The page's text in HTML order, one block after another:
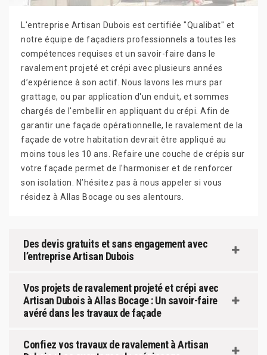
L'entreprise Artisan Dubois est certifiée "Qualibat" et
notre équipe de façadiers professionnels a toutes les
compétences requises et un savoir-faire dans le
ravalement projeté et crépi avec plusieurs années
d’expérience à son actif. Nous lavons les murs par
grattage, ou par application d'un enduit, et sommes
chargés de l'embellir en appliquant du crépi. Afin de
garantir une façade opérationnelle, le ravalement de la
façade de votre habitation devrait être appliqué au
moins tous les 10 ans. Refaire une couche de crépis sur
votre façade permet de l'harmoniser et de renforcer
son isolation. N’hésitez pas à nous appeler si vous
résidez à Allas Bocage ou ses alentours.
Des devis gratuits et sans engagement avec
l’entreprise Artisan Dubois
Vos projets de ravalement projeté et crépi avec
Artisan Dubois à Allas Bocage : Un savoir-faire
avéré dans les travaux de façade
Confiez vos travaux de ravalement à Artisan